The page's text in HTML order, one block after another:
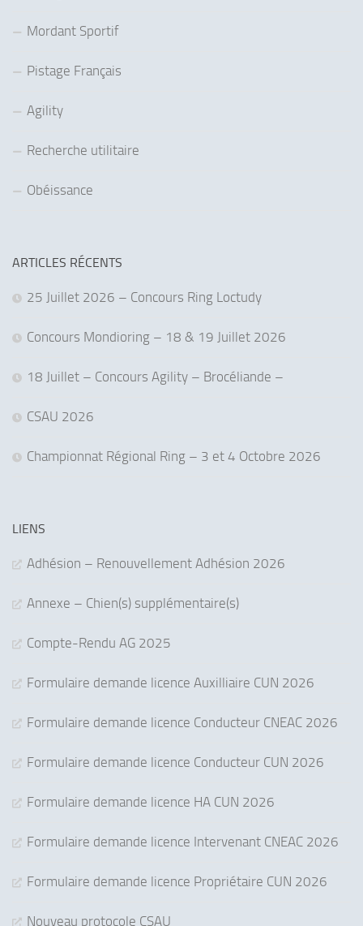
Mordant Sportif
Pistage Français
Agility
Recherche utilitaire
Obéissance
ARTICLES RÉCENTS
25 Juillet 2026 – Concours Ring Loctudy
Concours Mondioring – 18 & 19 Juillet 2026
18 Juillet – Concours Agility – Brocéliande –
CSAU 2026
Championnat Régional Ring – 3 et 4 Octobre 2026
LIENS
Adhésion – Renouvellement Adhésion 2026
Annexe – Chien(s) supplémentaire(s)
Compte-Rendu AG 2025
Formulaire demande licence Auxilliaire CUN 2026
Formulaire demande licence Conducteur CNEAC 2026
Formulaire demande licence Conducteur CUN 2026
Formulaire demande licence HA CUN 2026
Formulaire demande licence Intervenant CNEAC 2026
Formulaire demande licence Propriétaire CUN 2026
Nouveau protocole CSAU